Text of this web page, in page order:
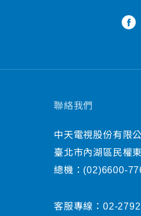
聯絡我們
中天電視股份有限
臺北市內湖區民權
總機： (02)6600-
客服專線： 02-